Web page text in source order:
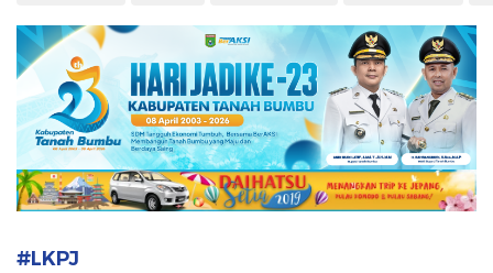
#LKPJ